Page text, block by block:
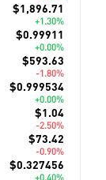
$1,896.71
+1.30%
$0.99911
+0.00%
$593.63
-1.80%
$0.999534
+0.00%
$1.04
-2.50%
$73.42
-0.90%
$0.327456
+0.40%